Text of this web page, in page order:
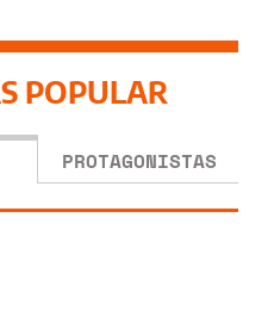
POPULAR
PROTAGONISTAS